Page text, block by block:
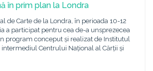
în prim plan la Londra
de Carte de la Londra, în perioada 10-12
a participat pentru cea de-a unsprezecea
program conceput și realizat de Institutul
Centrului Național al Cărții și